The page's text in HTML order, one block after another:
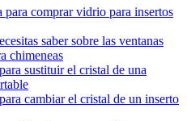
para comprar vidrio para insertos
saber sobre las ventanas
chimeneas
sustituir el cristal de una
cambiar el cristal de un inserto